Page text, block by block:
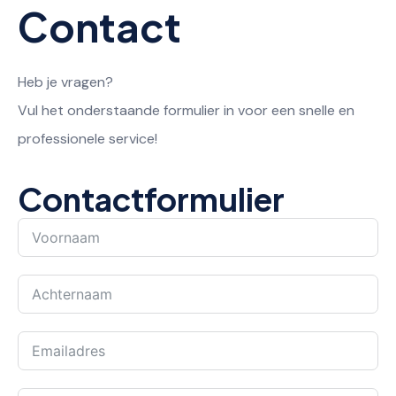
Contact
Heb je vragen?
Vul het onderstaande formulier in voor een snelle en
professionele service!
Contactformulier